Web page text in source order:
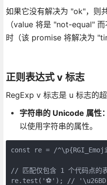
如果它没有解决为 "ok"，则
（value 将是 "not-equal"
时（该 promise 将解决为
正则表达式 v 标志
RegExp v 标志是 u 标志的
字符串的 Unicode 属性：
以使用字符串的属性。
const re = /
// 匹配仅包含 1 个代码点的表
re.test('⚽'); //